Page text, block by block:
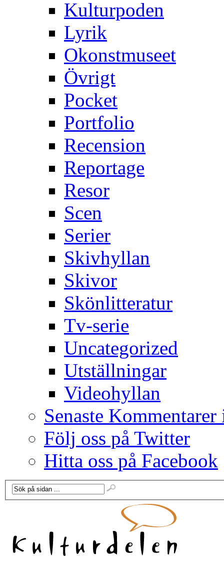
Kulturpoden
Lyrik
Okonstmuseet
Övrigt
Pocket
Portfolio
Recension
Reportage
Resor
Scen
Serier
Skivhyllan
Skivor
Skönlitteratur
Tv-serie
Uncategorized
Utställningar
Videohyllan
Senaste Kommentarer
Följ oss på Twitter
Hitta oss på Facebook